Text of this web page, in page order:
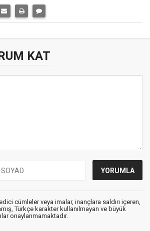
KAT
cümleler veya imalar, inançlara saldırı içeren,
Türkçe karakter kullanılmayan ve büyük
onaylanmamaktadır.